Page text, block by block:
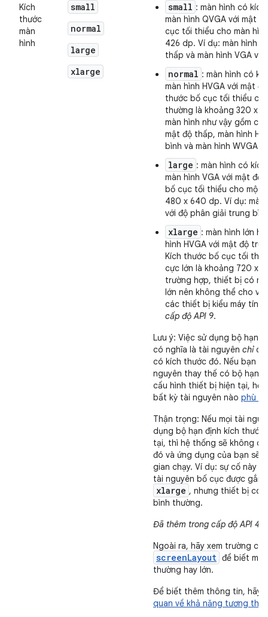
Kích
thước
màn
hình
small
normal
large
xlarge
small : màn hình có
màn hình QVGA với mật
cục tối thiểu cho màn
426 dp. Ví dụ: màn hình
thấp và màn hình VGA
normal : màn hình có
màn hình HVGA với mật
thước bố cục tối thiểu
thường là khoảng 320 x
màn hình như vậy gồm có
mật độ thấp, màn hình
bình và màn hình WVGA
large : màn hình có
màn hình VGA với mật
bố cục tối thiểu cho một
480 x 640 dp. Ví dụ: màn
với độ phân giải trung
xlarge : màn hình lớn
hình HVGA với mật độ
Kích thước bố cục tối
cực lớn là khoảng 720 x
trường hợp, thiết bị có
lớn nên không thể cho
các thiết bị kiểu máy tính
cấp độ API 9.
Lưu ý: Việc sử dụng bộ hạn
có nghĩa là tài nguyên chỉ
có kích thước đó. Nếu bạn
nguyên thay thế có bộ hạn
cấu hình thiết bị hiện tại, hệ
bất kỳ tài nguyên nào phù
Thận trọng: Nếu mọi tài
dụng bộ hạn định kích thước
tại, thì hệ thống sẽ không
đó và ứng dụng của bạn sẽ
gian chạy. Ví dụ: sự cố này
tài nguyên bố cục được gắn
xlarge , nhưng thiết bị có
bình thường.
Đã thêm trong cấp độ API 4
Ngoài ra, hãy xem trường
screenLayout để biết
thường hay lớn.
Để biết thêm thông tin, hãy
quan về khả năng tương